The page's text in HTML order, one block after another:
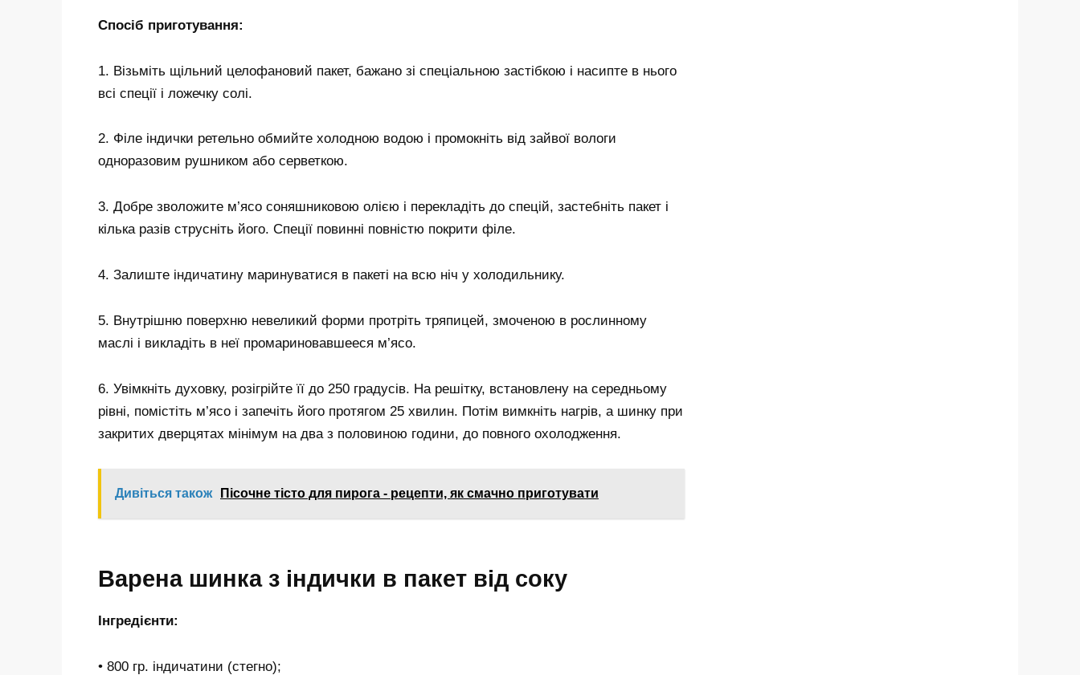
Спосіб приготування:
1. Візьміть щільний целофановий пакет, бажано зі спеціальною застібкою і насипте в нього
всі спеції і ложечку солі.
2. Філе індички ретельно обмийте холодною водою і промокніть від зайвої вологи
одноразовим рушником або серветкою.
3. Добре зволожите м’ясо соняшниковою олією і перекладіть до спецій, застебніть пакет і
кілька разів струсніть його. Спеції повинні повністю покрити філе.
4. Залиште індичатину маринуватися в пакеті на всю ніч у холодильнику.
5. Внутрішню поверхню невеликий форми протріть тряпицей, змоченою в рослинному
маслі і викладіть в неї промариновавшееся м’ясо.
6. Увімкніть духовку, розігрійте її до 250 градусів. На решітку, встановлену на середньому
рівні, помістіть м’ясо і запечіть його протягом 25 хвилин. Потім вимкніть нагрів, а шинку при
закритих дверцятах мінімум на два з половиною години, до повного охолодження.
Дивіться також Пісочне тісто для пирога - рецепти, як смачно приготувати
Варена шинка з індички в пакет від соку
Інгредієнти:
• 800 гр. індичатини (стегно);